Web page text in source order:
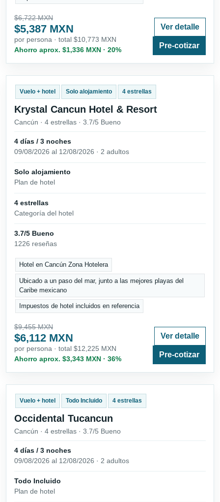
$6,722 MXN
$5,387 MXN
por persona · total $10,773 MXN
Ahorro aprox. $1,336 MXN · 20%
Ver detalle
Pre-cotizar
Vuelo + hotel Solo alojamiento 4 estrellas
Krystal Cancun Hotel & Resort
Cancún · 4 estrellas · 3.7/5 Bueno
4 días / 3 noches
09/08/2026 al 12/08/2026 · 2 adultos
Solo alojamiento
Plan de hotel
4 estrellas
Categoría del hotel
3.7/5 Bueno
1226 reseñas
Hotel en Cancún Zona Hotelera
Ubicado a un paso del mar, junto a las mejores playas del
Caribe mexicano
Impuestos de hotel incluidos en referencia
$9,455 MXN
$6,112 MXN
por persona · total $12,225 MXN
Ahorro aprox. $3,343 MXN · 36%
Ver detalle
Pre-cotizar
Vuelo + hotel Todo Incluido 4 estrellas
Occidental Tucancun
Cancún · 4 estrellas · 3.7/5 Bueno
4 días / 3 noches
09/08/2026 al 12/08/2026 · 2 adultos
Todo Incluido
Plan de hotel